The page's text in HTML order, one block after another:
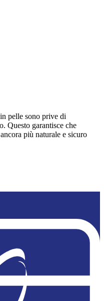
pelle sono prive di
Questo garantisce che
più naturale e sicuro